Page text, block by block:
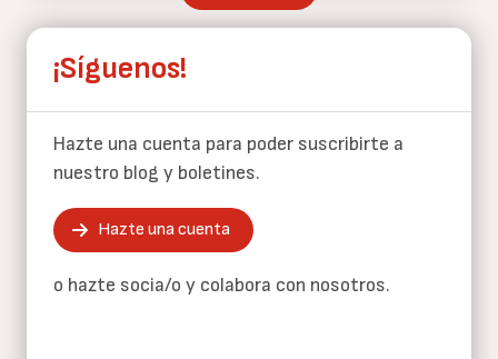
¡Síguenos!
Hazte una cuenta para poder suscribirte a
nuestro blog y boletines.
Hazte una cuenta
o hazte socia/o y colabora con nosotros.